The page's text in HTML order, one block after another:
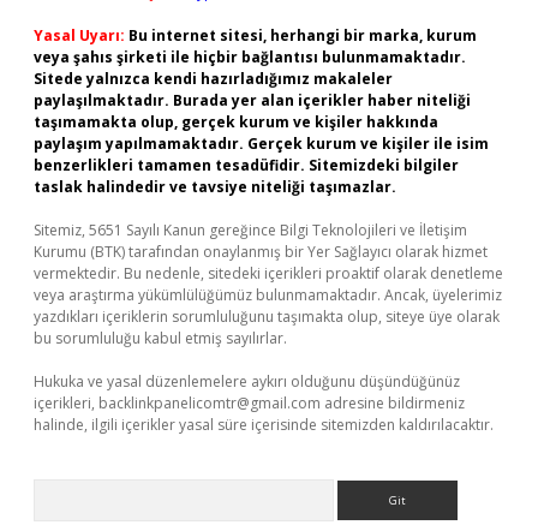
Yasal Uyarı: Bu internet sitesi, herhangi bir marka, kurum
veya şahıs şirketi ile hiçbir bağlantısı bulunmamaktadır.
Sitede yalnızca kendi hazırladığımız makaleler
paylaşılmaktadır. Burada yer alan içerikler haber niteliği
taşımamakta olup, gerçek kurum ve kişiler hakkında
paylaşım yapılmamaktadır. Gerçek kurum ve kişiler ile isim
benzerlikleri tamamen tesadüfidir. Sitemizdeki bilgiler
taslak halindedir ve tavsiye niteliği taşımazlar.
Sitemiz, 5651 Sayılı Kanun gereğince Bilgi Teknolojileri ve İletişim
Kurumu (BTK) tarafından onaylanmış bir Yer Sağlayıcı olarak hizmet
vermektedir. Bu nedenle, sitedeki içerikleri proaktif olarak denetleme
veya araştırma yükümlülüğümüz bulunmamaktadır. Ancak, üyelerimiz
yazdıkları içeriklerin sorumluluğunu taşımakta olup, siteye üye olarak
bu sorumluluğu kabul etmiş sayılırlar.
Hukuka ve yasal düzenlemelere aykırı olduğunu düşündüğünüz
içerikleri, backlinkpanelicomtr@gmail.com adresine bildirmeniz
halinde, ilgili içerikler yasal süre içerisinde sitemizden kaldırılacaktır.